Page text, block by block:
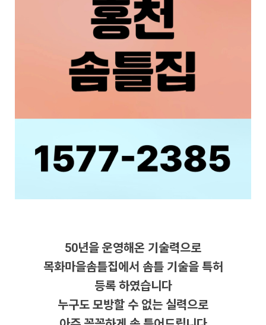
50년을 운영해온 기술력으로
목화마을솜틀집에서 솜틀 기술을 특허
등록 하였습니다
누구도 모방할 수 없는 실력으로